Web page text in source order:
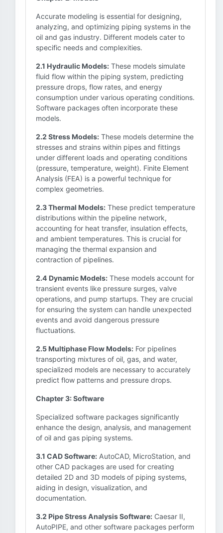
Accurate modeling is essential for designing,
analyzing, and optimizing piping systems in the
oil and gas industry. Different models cater to
specific needs and complexities.
2.1 Hydraulic Models: These models simulate
fluid flow within the piping system, predicting
pressure drops, flow rates, and energy
consumption under various operating conditions.
Software packages often incorporate these
models.
2.2 Stress Models: These models determine the
stresses and strains within pipes and fittings
under different loads and operating conditions
(pressure, temperature, weight). Finite Element
Analysis (FEA) is a powerful technique for
complex geometries.
2.3 Thermal Models: These predict temperature
distributions within the pipeline network,
accounting for heat transfer, insulation effects,
and ambient temperatures. This is crucial for
managing the thermal expansion and
contraction of pipelines.
2.4 Dynamic Models: These models account for
transient events like pressure surges, valve
operations, and pump startups. They are crucial
for ensuring the system can handle unexpected
events and avoid dangerous pressure
fluctuations.
2.5 Multiphase Flow Models: For pipelines
transporting mixtures of oil, gas, and water,
specialized models are necessary to accurately
predict flow patterns and pressure drops.
Chapter 3: Software
Specialized software packages significantly
enhance the design, analysis, and management
of oil and gas piping systems.
3.1 CAD Software: AutoCAD, MicroStation, and
other CAD packages are used for creating
detailed 2D and 3D models of piping systems,
aiding in design, visualization, and
documentation.
3.2 Pipe Stress Analysis Software: Caesar II,
AutoPIPE, and other software packages perform